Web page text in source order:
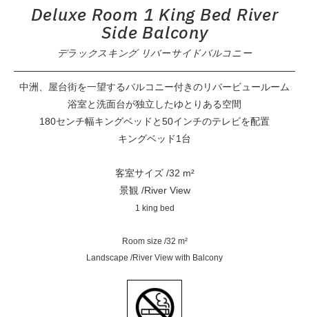
Deluxe Room 1 King Bed River
Side Balcony
デラックスキング リバーサイドバルコニー
中洲、屋台街を一望するバルコニー付きのリバービュールーム
浴室と洗面台が独立したゆとりある空間
180センチ幅キングベッドと50インチのテレビを配置
キングベッド1台
客室サイズ /32 m²
景観 /River View
1 king bed
Room size /32 m²
Landscape /River View with Balcony